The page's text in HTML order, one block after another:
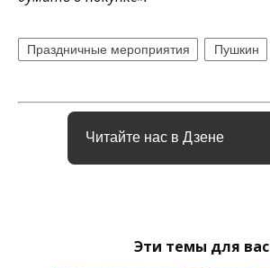
Праздничные мероприятия Пушкин
Читайте нас в Дзене
Эти темы для вас